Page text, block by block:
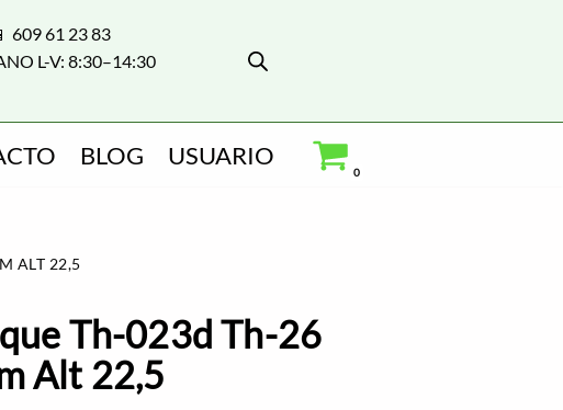
609 61 23 83
L-V: 8:30–14:30
BLOG USUARIO
0
ALT 22,5
Th-023d Th-26
Alt 22,5